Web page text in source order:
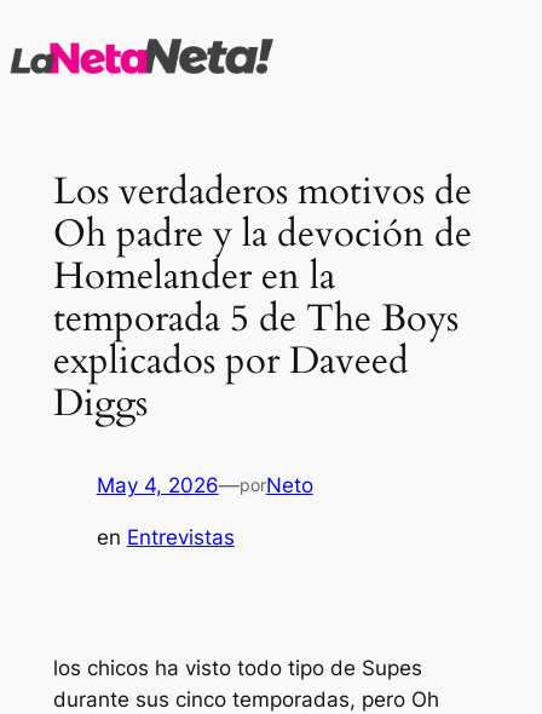
al
Los verdaderos motivos de
Oh padre y la devoción de
Homelander en la
temporada 5 de The Boys
explicados por Daveed
Diggs
May 4, 2026—porNeto
en Entrevistas
los chicos ha visto todo tipo de Supes
durante sus cinco temporadas, pero Oh